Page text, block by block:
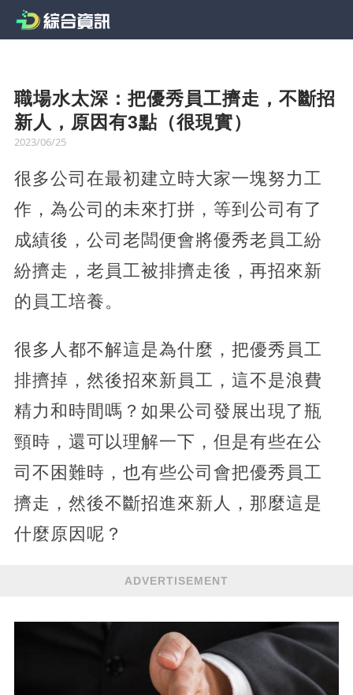
職場水太深：把優秀員工擠走，不斷招
新人，原因有3點（很現實）
2023/06/25
很多公司在最初建立時大家一塊努力工
作，為公司的未來打拼，等到公司有了
成績後，公司老闆便會將優秀老員工紛
紛擠走，老員工被排擠走後，再招來新
的員工培養。
很多人都不解這是為什麼，把優秀員工
排擠掉，然後招來新員工，這不是浪費
精力和時間嗎？如果公司發展出現了瓶
頸時，還可以理解一下，但是有些在公
司不困難時，也有些公司會把優秀員工
擠走，然後不斷招進來新人，那麼這是
什麼原因呢？
ADVERTISEMENT